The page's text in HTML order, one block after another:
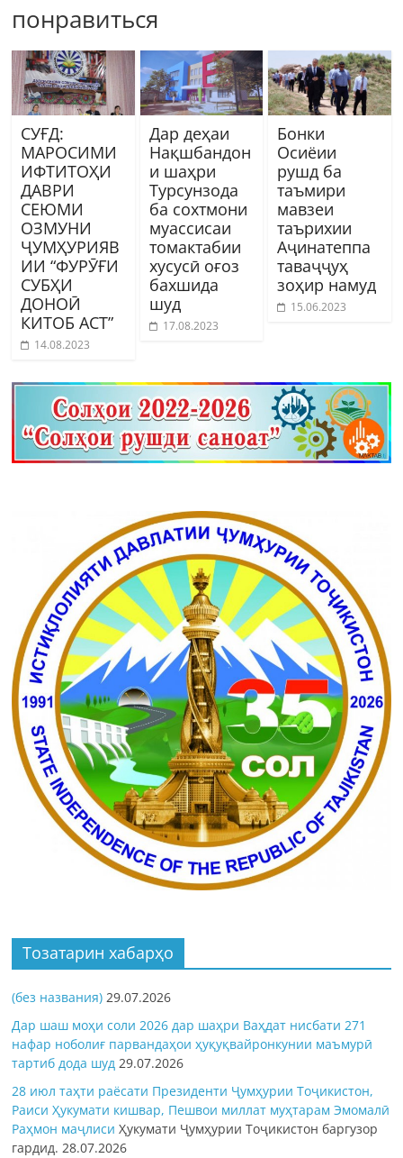
понравиться
СУҒД:
МАРОСИМИ
ИФТИТОҲИ
ДАВРИ
СЕЮМИ
ОЗМУНИ
ҶУМҲУРИЯВ
ИИ “ФУРӮҒИ
СУБҲИ
ДОНОӢ
КИТОБ АСТ”
14.08.2023
Дар деҳаи
Нақшбандон
и шаҳри
Турсунзода
ба сохтмони
муассисаи
томактабии
хусусӣ оғоз
бахшида
шуд
17.08.2023
Бонки
Осиёии
рушд ба
таъмири
мавзеи
таърихии
Аҷинатеппа
таваҷҷуҳ
зоҳир намуд
15.06.2023
Тозатарин хабарҳо
(без названия) 29.07.2026
Дар шаш моҳи соли 2026 дар шаҳри Ваҳдат нисбати 271
нафар ноболиғ парвандаҳои ҳуқуқвайронкунии маъмурӣ
тартиб дода шуд 29.07.2026
28 июл таҳти раёсати Президенти Ҷумҳурии Тоҷикистон,
Раиси Ҳукумати кишвар, Пешвои миллат муҳтарам Эмомалӣ
Раҳмон маҷлисиҲукумати Ҷумҳурии Тоҷикистон баргузор
гардид.28.07.2026